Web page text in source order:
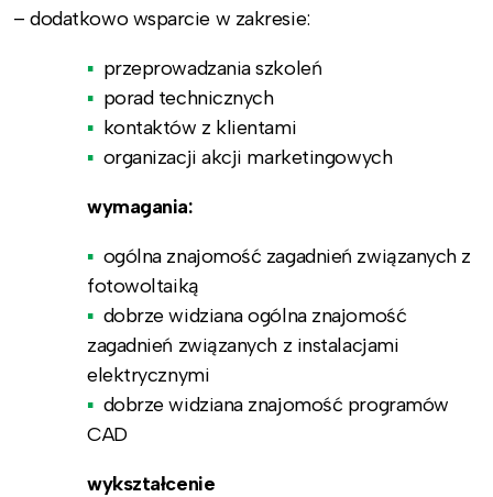
– dodatkowo wsparcie w zakresie:
przeprowadzania szkoleń
porad technicznych
kontaktów z klientami
organizacji akcji marketingowych
wymagania:
ogólna znajomość zagadnień związanych z
fotowoltaiką
dobrze widziana ogólna znajomość
zagadnień związanych z instalacjami
elektrycznymi
dobrze widziana znajomość programów
CAD
wykształcenie